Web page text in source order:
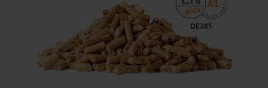
DE385